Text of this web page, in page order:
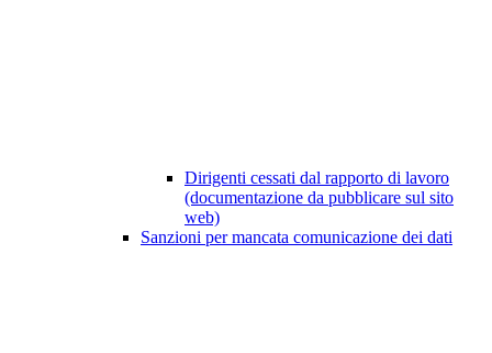
Dirigenti cessati dal rapporto di lavoro
(documentazione da pubblicare sul sito
web)
Sanzioni per mancata comunicazione dei dati